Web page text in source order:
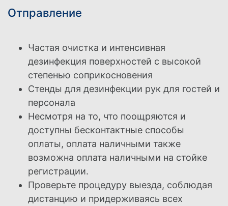
Отправление
Частая очистка и интенсивная
дезинфекция поверхностей с высокой
степенью соприкосновения
Стенды для дезинфекции рук для гостей и
персонала
Несмотря на то, что поощряются и
доступны бесконтактные способы
оплаты, оплата наличными также
возможна оплата наличными на стойке
регистрации.
Проверьте процедуру выезда, соблюдая
дистанцию и придерживаясь всех